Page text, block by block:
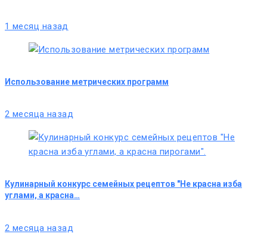
1 месяц назад
Использование метрических программ
2 месяца назад
Кулинарный конкурс семейных рецептов "Не красна изба
углами, а красна…
2 месяца назад